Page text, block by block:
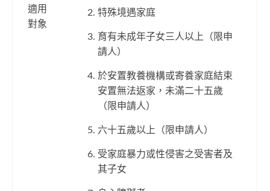
適用
對象
特殊境遇家庭
育有未成年子女三人以上（限申
請人）
於安置教養機構或寄養家庭結束
安置無法返家，未滿二十五歲
（限申請人）
六十五歲以上（限申請人）
受家庭暴力或性侵害之受害者及
其子女